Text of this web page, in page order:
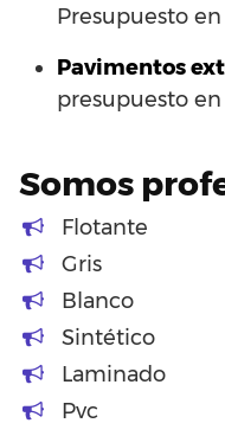
Presupuesto
Pavimentos
presupuesto
Somos
Flotante
Gris
Blanco
Sintético
Laminado
Pvc